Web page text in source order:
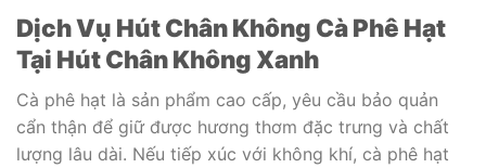
Dịch Vụ Hút Chân Không Cà Phê Hạt
Tại Hút Chân Không Xanh
Cà phê hạt là sản phẩm cao cấp, yêu cầu bảo quản
cẩn thận để giữ được hương thơm đặc trưng và chất
lượng lâu dài. Nếu tiếp xúc với không khí, cà phê hạt